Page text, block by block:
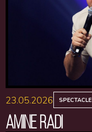
23.05.2026 SPECTACLE
AMINE RADI